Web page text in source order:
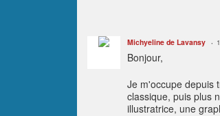
Michyeline de Lavansy
Bonjour,
Je m'occupe depuis
classique, puis plus
illustratrice, une